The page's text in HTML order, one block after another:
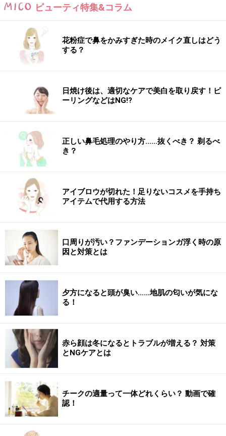
ビューティ特集&コラム
花粉症で鼻をかみすぎた時のメイク直しはどう
する？
日焼け後は、適切なケアで美白を取り戻す！ピ
ーリングなどはNG!?
正しい鼻毛処理のやり方……抜くべき？ 剃るべ
き？
アイブロウが切れた！足りないコスメを手持ち
アイテムで代用する方法
口周りが汚い？ファンデーションガ浮く時の原
因と対策とは
夕方になると頭が臭い……地肌の匂いが気にな
る！
赤ら顔は冬になるとトラブルが増える？ 対策
とNGケアとは
チークの適量って一体どれくらい？ 動画で確
認！